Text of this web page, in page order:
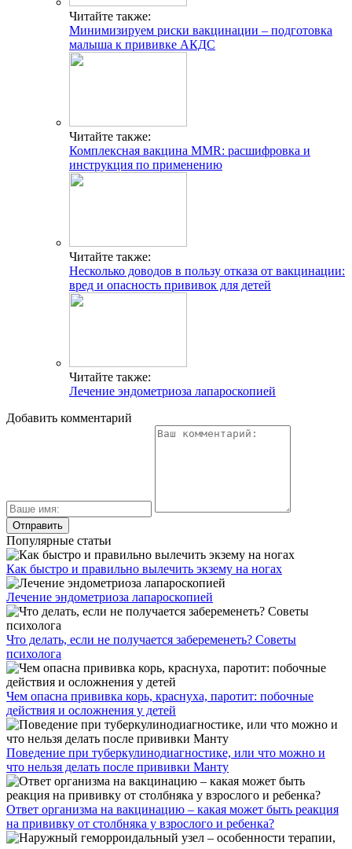
Читайте также:
Минимизируем риски вакцинации – подготовка
малыша к прививке АКДС
Читайте также:
Комплексная вакцина ММR: расшифровка и
инструкция по применению
Читайте также:
Несколько доводов в пользу отказа от вакцинации:
вред и опасность прививок для детей
Читайте также:
Лечение эндометриоза лапароскопией
Добавить комментарий
Популярные статьи
Как быстро и правильно вылечить экзему на ногах
Лечение эндометриоза лапароскопией
Что делать, если не получается забеременеть? Советы
психолога
Чем опасна прививка корь, краснуха, паротит: побочные
действия и осложнения у детей
Поведение при туберкулинодиагностике, или что можно и
что нельзя делать после прививки Манту
Ответ организма на вакцинацию – какая может быть реакция
на прививку от столбняка у взрослого и ребенка?